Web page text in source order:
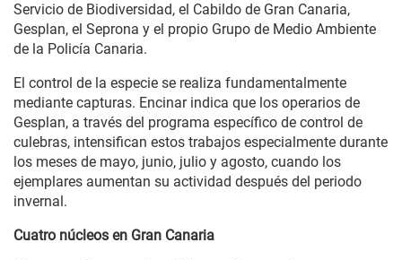
Servicio de Biodiversidad, el Cabildo de Gran Canaria,
Gesplan, el Seprona y el propio Grupo de Medio Ambiente
de la Policía Canaria.
El control de la especie se realiza fundamentalmente
mediante capturas. Encinar indica que los operarios de
Gesplan, a través del programa específico de control de
culebras, intensifican estos trabajos especialmente durante
los meses de mayo, junio, julio y agosto, cuando los
ejemplares aumentan su actividad después del periodo
invernal.
Cuatro núcleos en Gran Canaria